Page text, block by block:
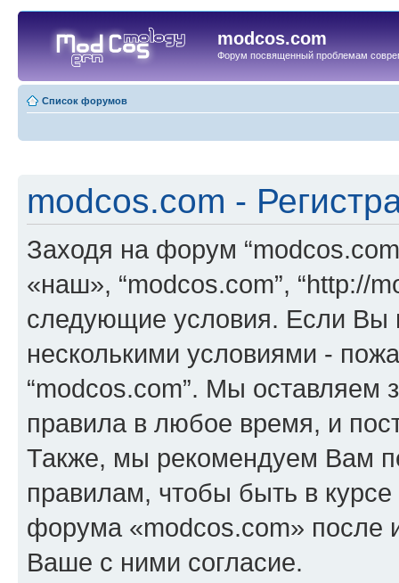
modcos.com
Форум посвященный проблемам
Список форумов
modcos.com -
Заходя на форум
«наш», “modcos.com”, “http://
следующие условия. Если Вы
несколькими условиями -
“modcos.com”. Мы оставляем
правила в любое время, и
Также, мы рекомендуем Вам
правилам, чтобы быть в
форума «modcos.com» после
Ваше с ними согласие.